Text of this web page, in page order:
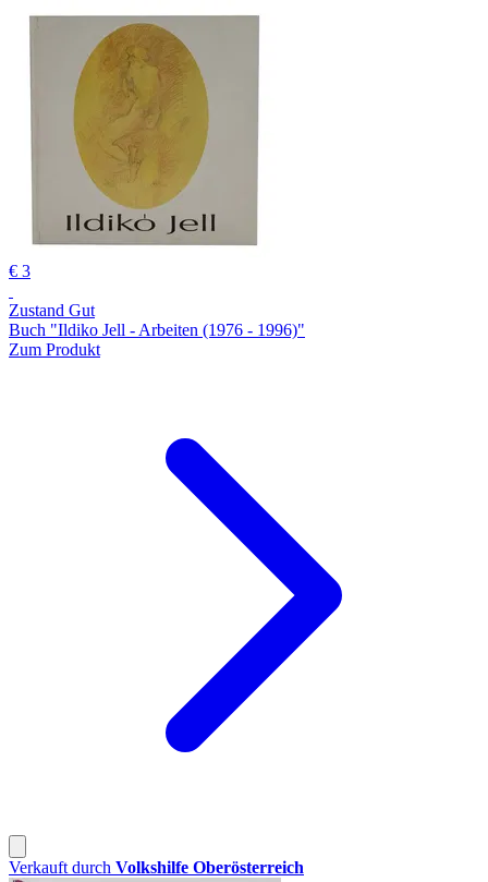
€ 3
Zustand Gut
Buch "Ildiko Jell - Arbeiten (1976 - 1996)"
Zum Produkt
Verkauft durch Volkshilfe Oberösterreich